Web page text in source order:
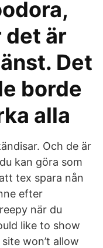
det är
Det
borde
alla
Och de är
kan göra som
tex spara nån
efter
när du
like to show
won’t allow